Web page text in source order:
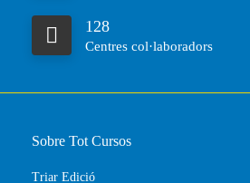
128
Centres col·laboradors
Sobre Tot Cursos
Triar Edició